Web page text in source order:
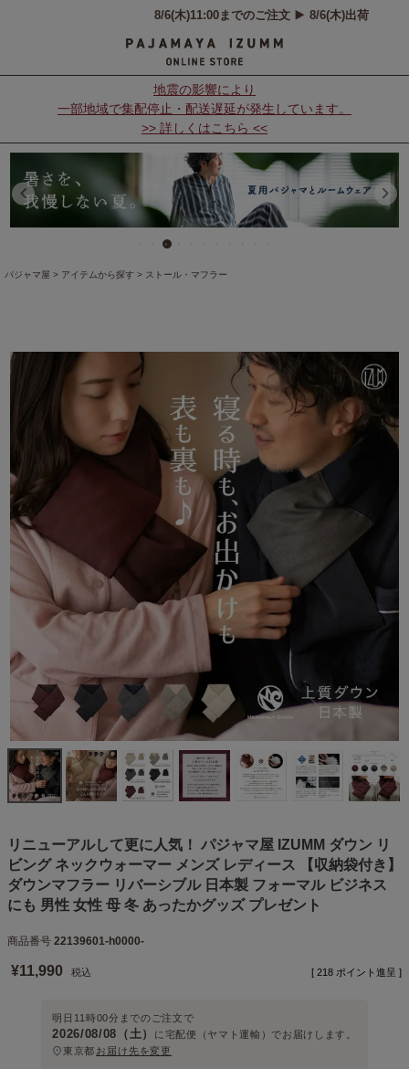
地震の影響により
一部地域で集配停止・配送遅延が発生しています。
>> 詳しくはこちら <<
パジャマ屋 アイテムから探す ストール・マフラー
リニューアルして更に人気！ パジャマ屋 IZUMM ダウン リ
ビング ネックウォーマー メンズ レディース 【収納袋付き】
ダウンマフラー リバーシブル 日本製 フォーマル ビジネス
にも 男性 女性 母 冬 あったかグッズ プレゼント
商品番号 22139601-h0000-
¥11,990 税込 [ 218 ポイント進呈 ]
明日 11時00分 までのご注文で
2026/08/08（土） に 宅配便（ヤマト運輸） でお届けします。
東京都 お届け先を変更